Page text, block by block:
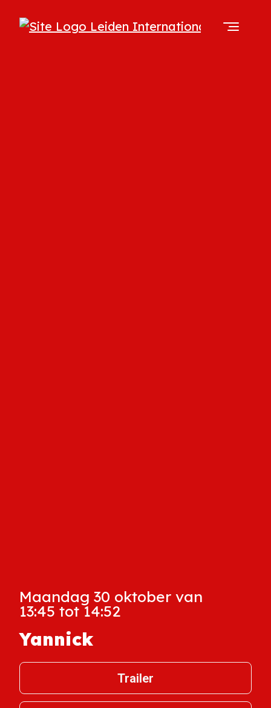
Maandag 30 oktober van
13:45 tot 14:52
Yannick
Trailer